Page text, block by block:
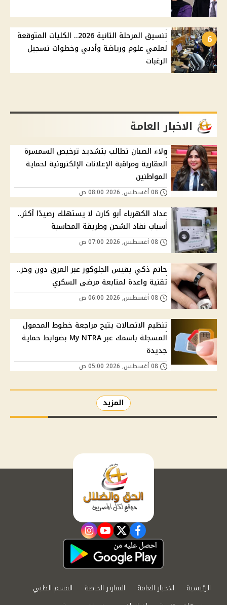
6
تنسيق المرحلة الثانية 2026.. الكليات المتوقعة
لعلمي علوم ورياضة وأدبي وخطوات تسجيل
الرغبات
الاخبار العامة
ولاء الصبان تطالب بتشديد ترخيص السمسرة
العقارية ومراقبة الإعلانات الإلكترونية لحماية
المواطنين
عداد الكهرباء أبو كارت لا يستهلك رصيدًا أكثر..
أسباب نفاد الشحن وطريقة المحاسبة
خاتم ذكي يقيس الجلوكوز عبر العرق دون وخز..
تقنية واعدة لمتابعة مرضى السكري
تنظيم الاتصالات يتيح مراجعة خطوط المحمول
المسجلة باسمك عبر My NTRA بضوابط حماية
جديدة
المزيد
facebook
twitter
youtube
instagram
الرئيسية الاخبار العامة التقارير الخاصة
القسم الطبي